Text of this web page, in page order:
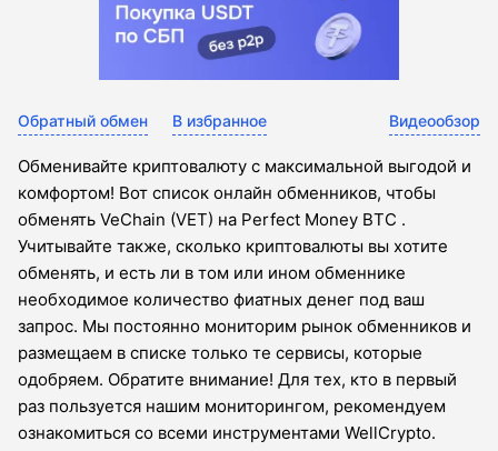
Обратный обмен В избранное Видеообзор
Обменивайте криптовалюту с максимальной выгодой и
комфортом! Вот список онлайн обменников, чтобы
обменять VeChain (VET) на Perfect Money BTC .
Учитывайте также, сколько криптовалюты вы хотите
обменять, и есть ли в том или ином обменнике
необходимое количество фиатных денег под ваш
запрос. Мы постоянно мониторим рынок обменников и
размещаем в списке только те сервисы, которые
одобряем. Обратите внимание! Для тех, кто в первый
раз пользуется нашим мониторингом, рекомендуем
ознакомиться со всеми инструментами WellCrypto.